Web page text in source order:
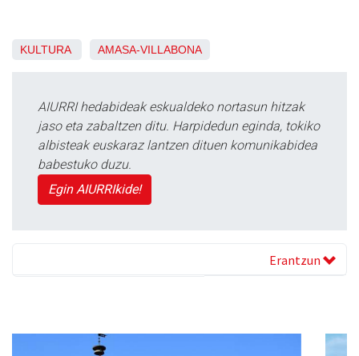
KULTURA AMASA-VILLABONA
AIURRI hedabideak eskualdeko nortasun hitzak
jaso eta zabaltzen ditu. Harpidedun eginda, tokiko
albisteak euskaraz lantzen dituen komunikabidea
babestuko duzu.
Egin AIURRIkide!
Erantzun